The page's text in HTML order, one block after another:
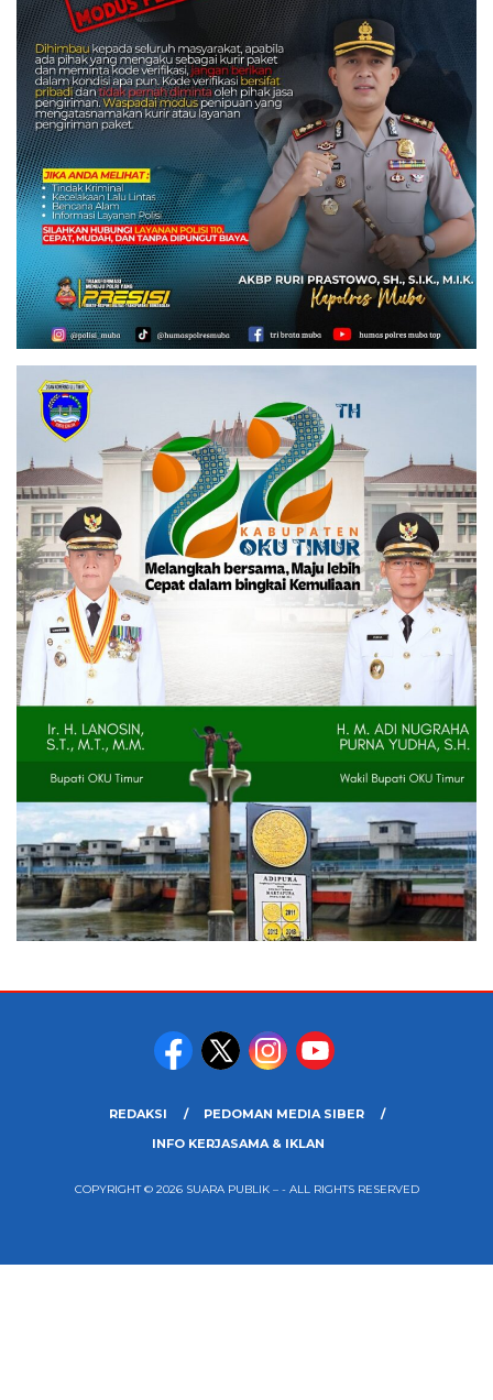
REDAKSI
PEDOMAN MEDIA SIBER
INFO KERJASAMA & IKLAN
COPYRIGHT © 2026 SUARA PUBLIK – - ALL RIGHTS RESERVED